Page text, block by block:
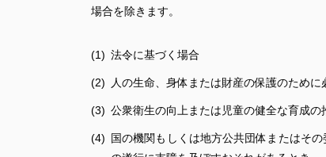
場合を除きます。
法令に基づく場合
人の生命、身体または財産の保護のため
公衆衛生の向上または児童の健全な育成
国の機関もしくは地方公共団体またはそ